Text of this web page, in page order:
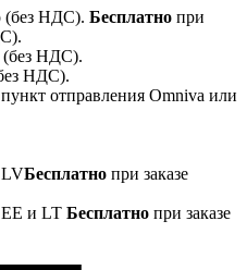
(без НДС). Бесплатно при
(без НДС).
НДС).
отправления Omniva или
LVБесплатно при заказе
EE и LT Бесплатно при заказе